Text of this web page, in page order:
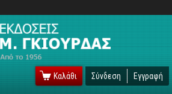
Καλάθι Σύνδεση Εγγραφή